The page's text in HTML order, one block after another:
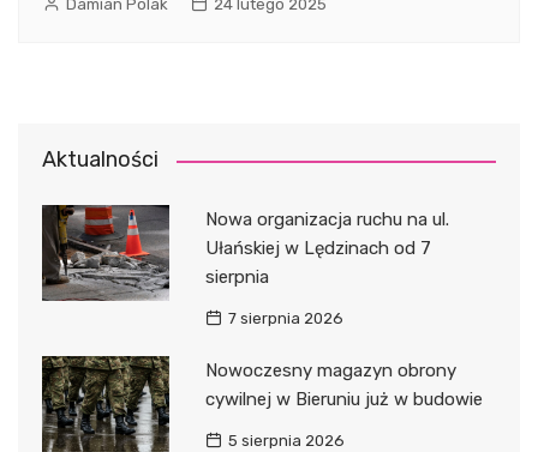
Damian Polak 24 lutego 2025
Aktualności
Nowa organizacja ruchu na ul.
Ułańskiej w Lędzinach od 7
sierpnia
7 sierpnia 2026
Nowoczesny magazyn obrony
cywilnej w Bieruniu już w budowie
5 sierpnia 2026